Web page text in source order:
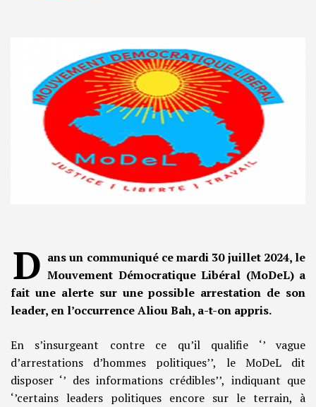
D ans un communiqué ce mardi 30 juillet 2024, le
Mouvement Démocratique Libéral (MoDeL) a
fait une alerte sur une possible arrestation de son
leader, en l’occurrence Aliou Bah, a-t-on appris.
En s’insurgeant contre ce qu’il qualifie ‘’ vague
d’arrestations d’hommes politiques’’, le MoDeL dit
disposer ‘’ des informations crédibles’’, indiquant que
‘’certains leaders politiques encore sur le terrain, à